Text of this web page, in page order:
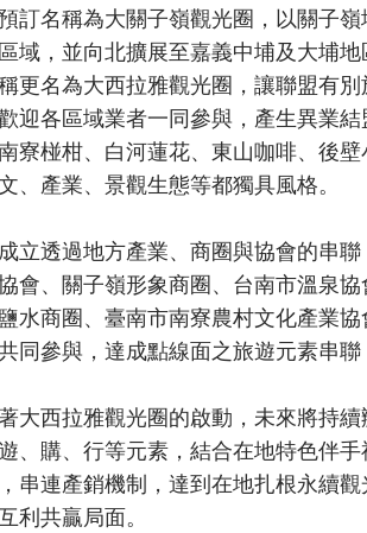
訂名稱為大關子嶺觀光圈，以關子
域，並向北擴展至嘉義中埔及大埔
更名為大西拉雅觀光圈，讓聯盟有
迎各區域業者一同參與，產生異業
寮椪柑、白河蓮花、東山咖啡、後
、產業、景觀生態等都獨具風格。
立透過地方產業、商圈與協會的串
會、關子嶺形象商圈、台南市溫泉
水商圈、臺南市南寮農村文化產業
同參與，達成點線面之旅遊元素串
大西拉雅觀光圈的啟動，未來將持
、購、行等元素，結合在地特色伴
串連產銷機制，達到在地扎根永續
利共贏局面。